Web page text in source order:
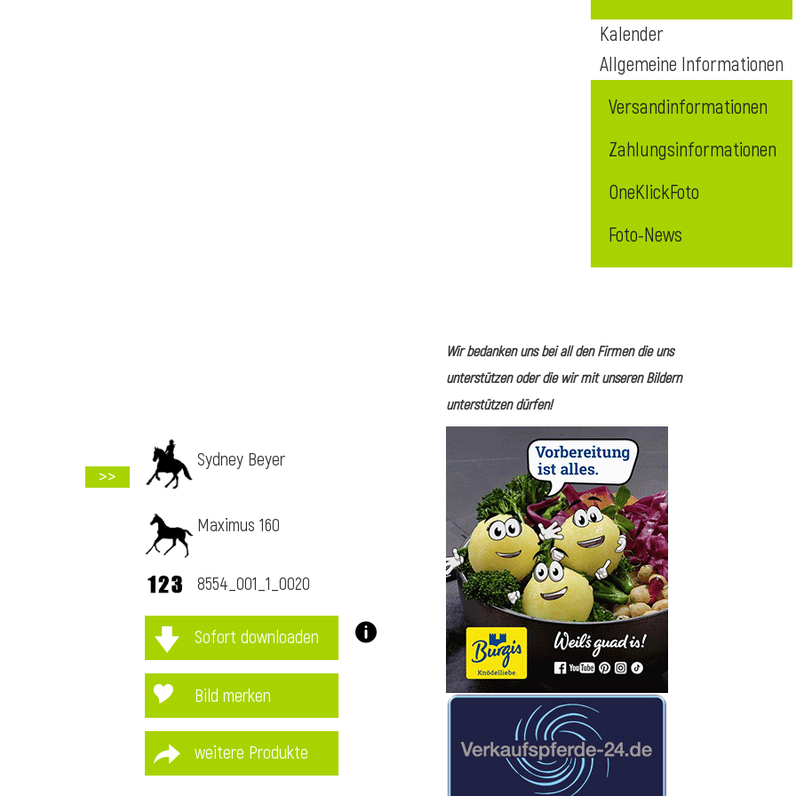
Kalender
Allgemeine Informationen
Versandinformationen
Zahlungsinformationen
OneKlickFoto
Foto-News
>>
Sydney Beyer
Maximus 160
8554_001_1_0020
Sofort downloaden
Bild merken
weitere Produkte
Wir bedanken uns bei all den Firmen die uns
unterstützen oder die wir mit unseren Bildern
unterstützen dürfen!